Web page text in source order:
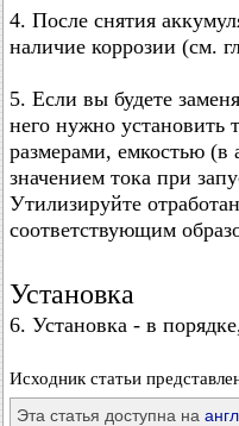
4. После снятия
наличие коррозии (см.
5. Если вы будете
него нужно установить
размерами, емкостью (в
значением тока при
Утилизируйте
соответствующим
Установка
6. Установка - в
Исходник статьи
Эта статья доступна на